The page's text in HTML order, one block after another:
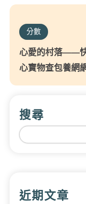
分數
心愛的村落——
心寶物查包養網
搜尋
近期文章